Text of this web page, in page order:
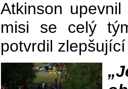
Atkinson
misi se celý
potvrdil